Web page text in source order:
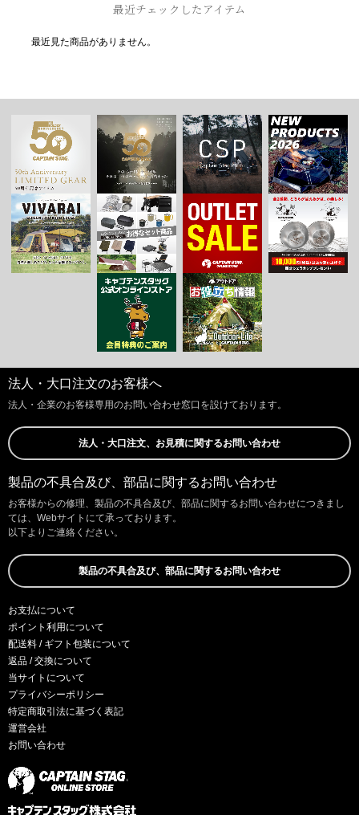
最近チェックしたアイテム
最近見た商品がありません。
法人・大口注文のお客様へ
法人・企業のお客様専用のお問い合わせ窓口を設けております。
法人・大口注文、お見積に関するお問い合わせ
製品の不具合及び、部品に関するお問い合わせ
お客様からの修理、製品の不具合及び、部品に関するお問い合わせにつきまし
ては、Webサイトにて承っております。
以下よりご連絡ください。
製品の不具合及び、部品に関するお問い合わせ
お支払について
ポイント利用について
配送料 / ギフト包装について
返品 / 交換について
当サイトについて
プライバシーポリシー
特定商取引法に基づく表記
運営会社
お問い合わせ